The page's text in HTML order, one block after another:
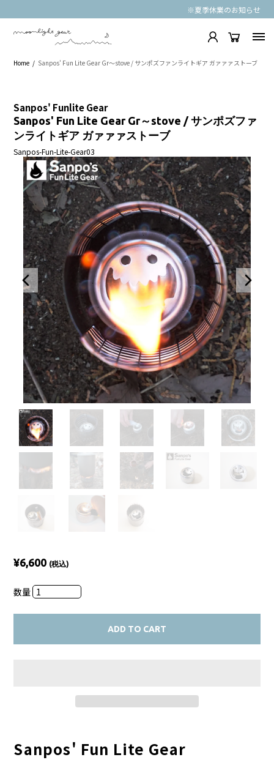
※夏季休業のお知らせ
Home Sanpos' Fun Lite Gear Gr～stove / サンポズファンライトギア ガァァァストーブ
Sanpos' Funlite Gear
Sanpos' Fun Lite Gear Gr～stove / サンポズファ
ンライトギア ガァァァストーブ
Sanpos-Fun-Lite-Gear03
¥6,600 (税込)
数量
ADD TO CART
Sanpos' Fun Lite Gear